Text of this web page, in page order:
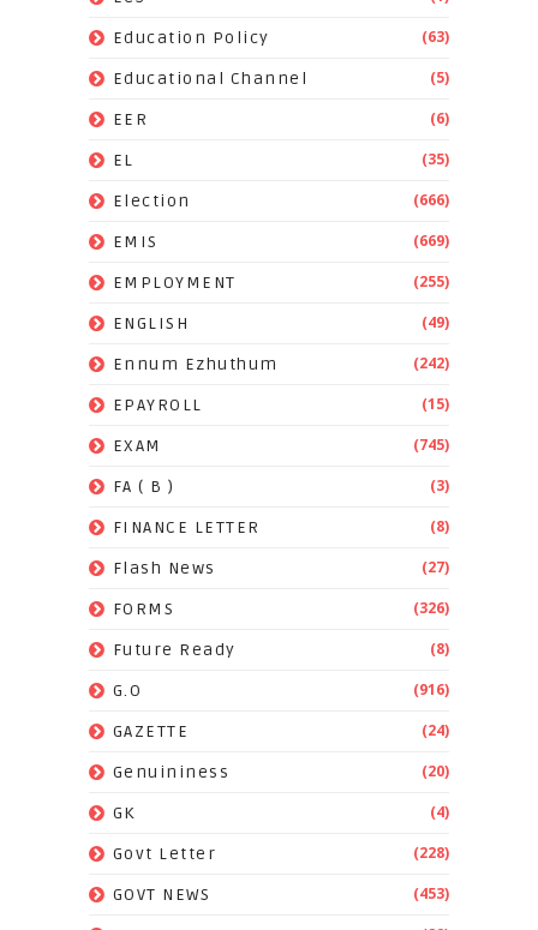
Education Policy (63)
Educational Channel (5)
EER (6)
EL (35)
Election (666)
EMIS (669)
EMPLOYMENT (255)
ENGLISH (49)
Ennum Ezhuthum (242)
EPAYROLL (15)
EXAM (745)
FA ( B ) (3)
FINANCE LETTER (8)
Flash News (27)
FORMS (326)
Future Ready (8)
G.O (916)
GAZETTE (24)
Genuininess (20)
GK (4)
Govt Letter (228)
GOVT NEWS (453)